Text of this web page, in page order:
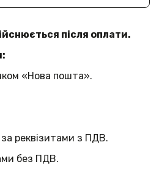
після оплати.
«Нова пошта».
реквізитами з ПДВ.
без ПДВ.